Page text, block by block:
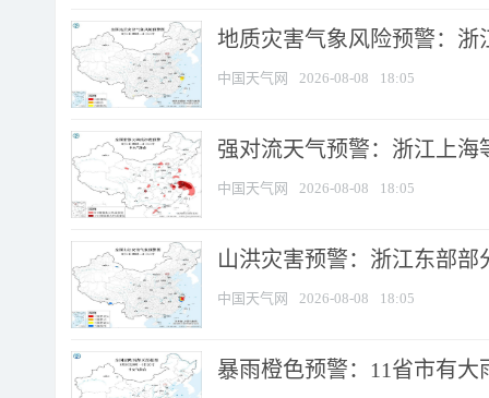
地质灾害气象风险预警：
中国天气网 2026-08-08 18:05
强对流天气预警：浙江上海
中国天气网 2026-08-08 18:05
山洪灾害预警：浙江东部
中国天气网 2026-08-08 18:05
暴雨橙色预警：11省市有